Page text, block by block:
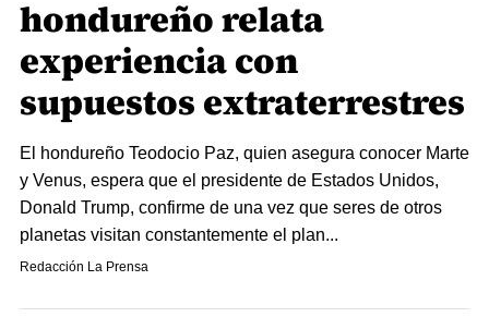
hondureño relata
experiencia con
supuestos extraterrestres
El hondureño Teodocio Paz, quien asegura conocer Marte
y Venus, espera que el presidente de Estados Unidos,
Donald Trump, confirme de una vez que seres de otros
planetas visitan constantemente el plan...
Redacción La Prensa